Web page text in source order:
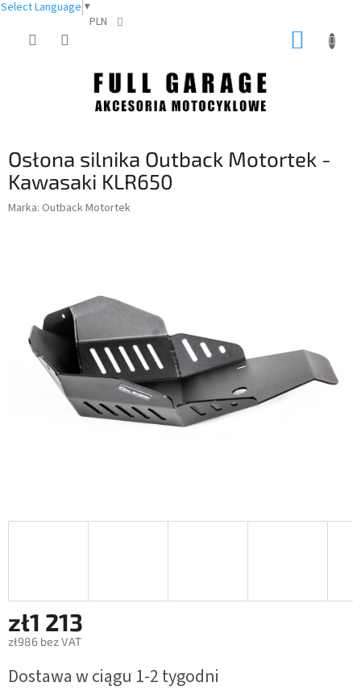
Select Language ▼
PLN
Osłona silnika Outback Motortek -
Kawasaki KLR650
Marka: Outback Motortek
zł1 213
zł986 bez VAT
jednostkowa:
Dostawa w ciągu 1-2 tygodni